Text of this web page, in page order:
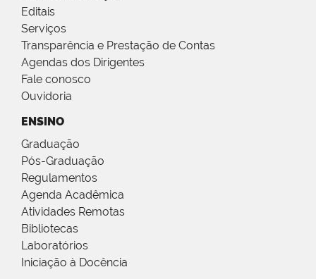
Editais
Serviços
Transparência e Prestação de Contas
Agendas dos Dirigentes
Fale conosco
Ouvidoria
ENSINO
Graduação
Pós-Graduação
Regulamentos
Agenda Acadêmica
Atividades Remotas
Bibliotecas
Laboratórios
Iniciação à Docência